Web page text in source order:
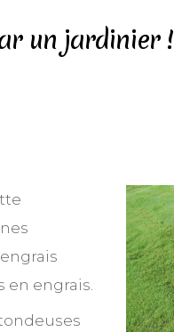
un jardinier !
en engrais.